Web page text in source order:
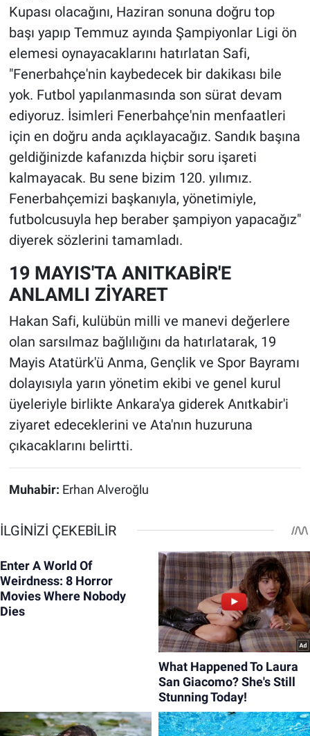
Kupası olacağını, Haziran sonuna doğru top
başı yapıp Temmuz ayında Şampiyonlar Ligi ön
elemesi oynayacaklarını hatırlatan Safi,
"Fenerbahçe'nin kaybedecek bir dakikası bile
yok. Futbol yapılanmasında son sürat devam
ediyoruz. İsimleri Fenerbahçe'nin menfaatleri
için en doğru anda açıklayacağız. Sandık başına
geldiğinizde kafanızda hiçbir soru işareti
kalmayacak. Bu sene bizim 120. yılımız.
Fenerbahçemizi başkanıyla, yönetimiyle,
futbolcusuyla hep beraber şampiyon yapacağız"
diyerek sözlerini tamamladı.
19 MAYIS'TA ANITKABİR'E
ANLAMLI ZİYARET
Hakan Safi, kulübün milli ve manevi değerlere
olan sarsılmaz bağlılığını da hatırlatarak, 19
Mayis Atatürk'ü Anma, Gençlik ve Spor Bayramı
dolayısıyla yarın yönetim ekibi ve genel kurul
üyeleriyle birlikte Ankara'ya giderek Anıtkabir'i
ziyaret edeceklerini ve Ata'nın huzuruna
çıkacaklarını belirtti.
Muhabir: Erhan Alveroğlu